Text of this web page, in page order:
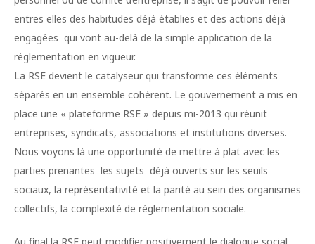
entres elles des habitudes déjà établies et des actions déjà
engagées qui vont au-delà de la simple application de la
réglementation en vigueur.
La RSE devient le catalyseur qui transforme ces éléments
séparés en un ensemble cohérent. Le gouvernement a mis en
place une « plateforme RSE » depuis mi-2013 qui réunit
entreprises, syndicats, associations et institutions diverses.
Nous voyons là une opportunité de mettre à plat avec les
parties prenantes les sujets déjà ouverts sur les seuils
sociaux, la représentativité et la parité au sein des organismes
collectifs, la complexité de réglementation sociale.